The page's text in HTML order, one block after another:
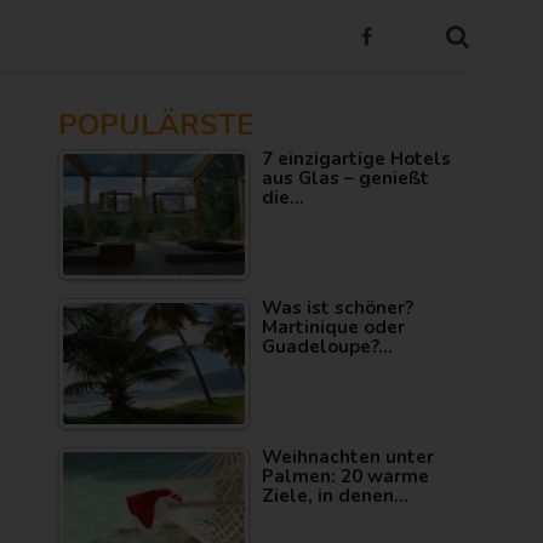
POPULÄRSTE
7 einzigartige Hotels
aus Glas – genießt
die…
Was ist schöner?
Martinique oder
Guadeloupe?…
Weihnachten unter
Palmen: 20 warme
Ziele, in denen…